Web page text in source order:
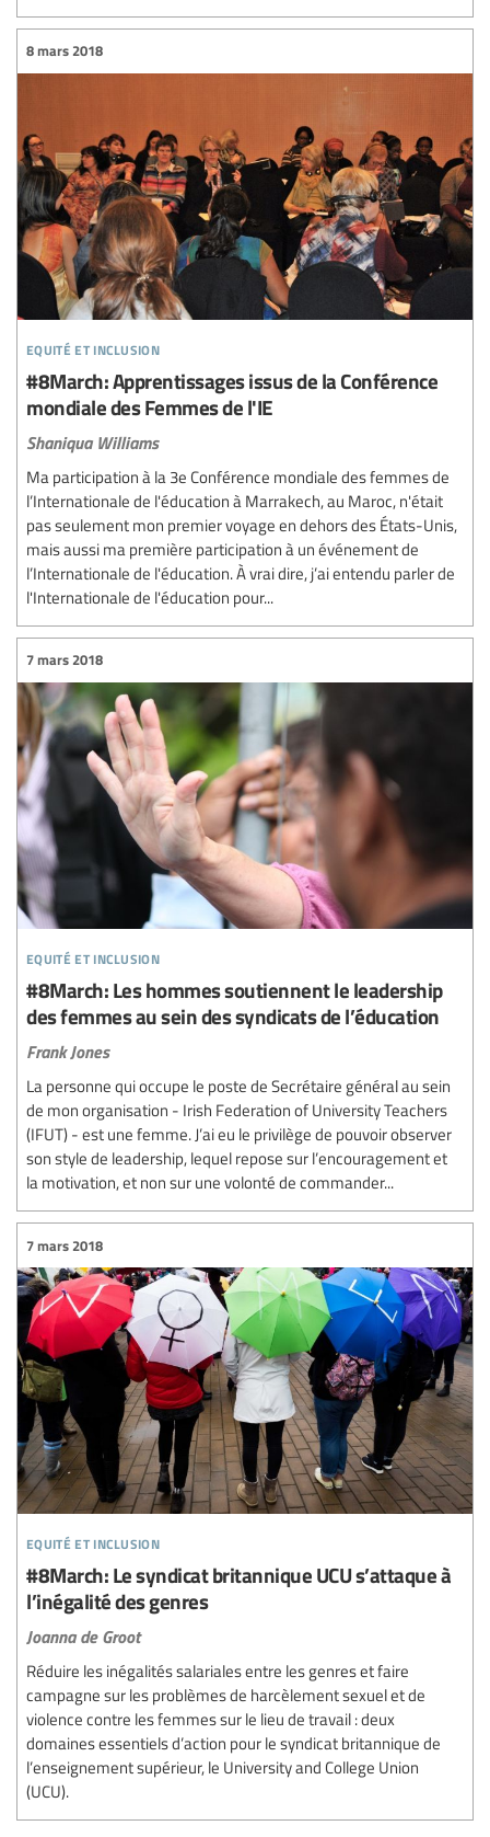
equité et inclusion
8 mars 2018
#8March: Apprentissages issus de la Conférence
mondiale des Femmes de l'IE
Shaniqua Williams
Ma participation à la 3e Conférence mondiale des femmes de
l’Internationale de l'éducation à Marrakech, au Maroc, n'était
pas seulement mon premier voyage en dehors des États-Unis,
mais aussi ma première participation à un événement de
l’Internationale de l'éducation. À vrai dire, j’ai entendu parler de
l'Internationale de l'éducation pour...
equité et inclusion
7 mars 2018
#8March: Les hommes soutiennent le leadership
des femmes au sein des syndicats de l’éducation
Frank Jones
La personne qui occupe le poste de Secrétaire général au sein
de mon organisation - Irish Federation of University Teachers
(IFUT) - est une femme. J’ai eu le privilège de pouvoir observer
son style de leadership, lequel repose sur l’encouragement et
la motivation, et non sur une volonté de commander...
equité et inclusion
7 mars 2018
#8March: Le syndicat britannique UCU s’attaque à
l’inégalité des genres
Joanna de Groot
Réduire les inégalités salariales entre les genres et faire
campagne sur les problèmes de harcèlement sexuel et de
violence contre les femmes sur le lieu de travail : deux
domaines essentiels d’action pour le syndicat britannique de
l’enseignement supérieur, le University and College Union
(UCU).